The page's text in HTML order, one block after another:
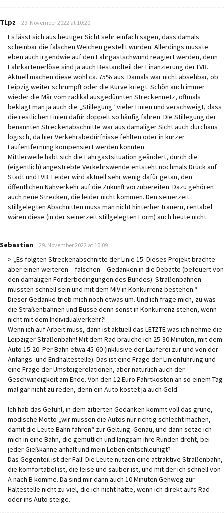
TLpz says:
29. November 2022 at 10:20
Es lässt sich aus heutiger Sicht sehr einfach sagen, dass damals
scheinbar die falschen Weichen gestellt wurden. Allerdings musste
eben auch irgendwie auf den Fahrgastschwund reagiert werden, denn
Fahrkartenerlöse sind ja auch Bestandteil der Finanzierung der LVB.
Aktuell machen diese wohl ca. 75% aus. Damals war nicht absehbar, ob
Leipzig weiter schrumpft oder die Kurve kriegt. Schön auch immer
wieder die Mär vom radikal ausgedünnten Streckennetz, oftmals
beklagt man ja auch die „Stillegung“ vieler Linien und verschweigt, dass
die restlichen Linien dafür doppelt so häufig fahren. Die Stillegung der
benannten Streckenabschnitte war aus damaliger Sicht auch durchaus
logisch, da hier Verkehrsbedürfnisse fehlten oder in kurzer
Laufentfernung kompensiert werden konnten.
Mittlerweile habt sich die Fahrgastsituation geändert, durch die
(eigentlich) angestrebte Verkehrswende entsteht nochmals Druck auf
Stadt und LVB. Leider wird aktuell sehr wenig dafür getan, den
öffentlichen Nahverkehr auf die Zukunft vorzubereiten. Dazu gehören
auch neue Strecken, die leider nicht kommen. Den seinerzeit
stillgelegten Abschnitten muss man nicht hinterher trauern, rentabel
wären diese (in der seinerzeit stillgelegten Form) auch heute nicht.
Sebastian says:
29. November 2022 at 10:09
> „Es folgten Streckenabschnitte der Linie 15. Dieses Projekt brachte
aber einen weiteren – falschen – Gedanken in die Debatte (befeuert von
den damaligen Förderbedingungen des Bundes): Straßenbahnen
müssten schnell sein und mit dem MiV in Konkurrenz bestehen.“
Dieser Gedanke trieb mich noch etwas um. Und ich frage mich, zu was
die Straßenbahnen und Busse denn sonst in Konkurrenz stehen, wenn
nicht mit dem Individualverkehr?!
Wenn ich auf Arbeit muss, dann ist aktuell das LETZTE was ich nehme die
Leipziger Straßenbahn! Mit dem Rad brauche ich 25-30 Minuten, mit dem
Auto 15-20. Per Bahn etwa 45-60 (inklusive der Lauferei zur und von der
Anfangs- und Endhaltestelle). Das ist eine Frage der Linienführung und
eine Frage der Umsteigerelationen, aber natürlich auch der
Geschwindigkeit am Ende. Von den 12 Euro Fahrtkosten an so einem Tag
mal gar nicht zu reden, denn ein Auto kostet ja auch Geld.
–
Ich hab das Gefühl, in dem zitierten Gedanken kommt voll das grüne,
modische Motto „wir müssen die Autos nur richtig schlecht machen,
damit die Leute Bahn fahren“ zur Geltung. Genau, und dann setze ich
mich in eine Bahn, die gemütlich und langsam ihre Runden dreht, bei
jeder Gießkanne anhält und mein Leben entschleunigt?
Das Gegenteil ist der Fall: Die Leute nutzen eine attraktive Straßenbahn,
die komfortabel ist, die leise und sauber ist, und mit der ich schnell von
A nach B komme. Da sind mir dann auch 10 Minuten Gehweg zur
Haltestelle nicht zu viel, die ich nicht hätte, wenn ich direkt aufs Rad
oder ins Auto steige.